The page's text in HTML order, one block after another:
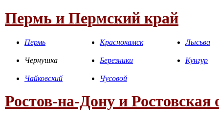
Пермь и Пермский край
Пермь Краснокамск Лысьва
Чернушка Березники Кунгур
Чайковский Чусовой
Ростов-на-Дону и Ростовская